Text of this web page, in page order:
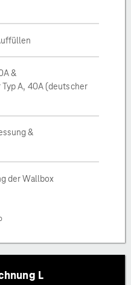
&
A, 40A (deutscher
&
der Wallbox
L